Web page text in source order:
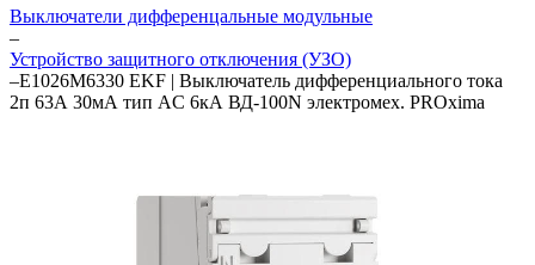
Выключатели дифференцальные модульные
–
Устройство защитного отключения (УЗО)
–E1026M6330 EKF | Выключатель дифференциального тока
2п 63А 30мА тип AC 6кА ВД-100N электромех. PROxima